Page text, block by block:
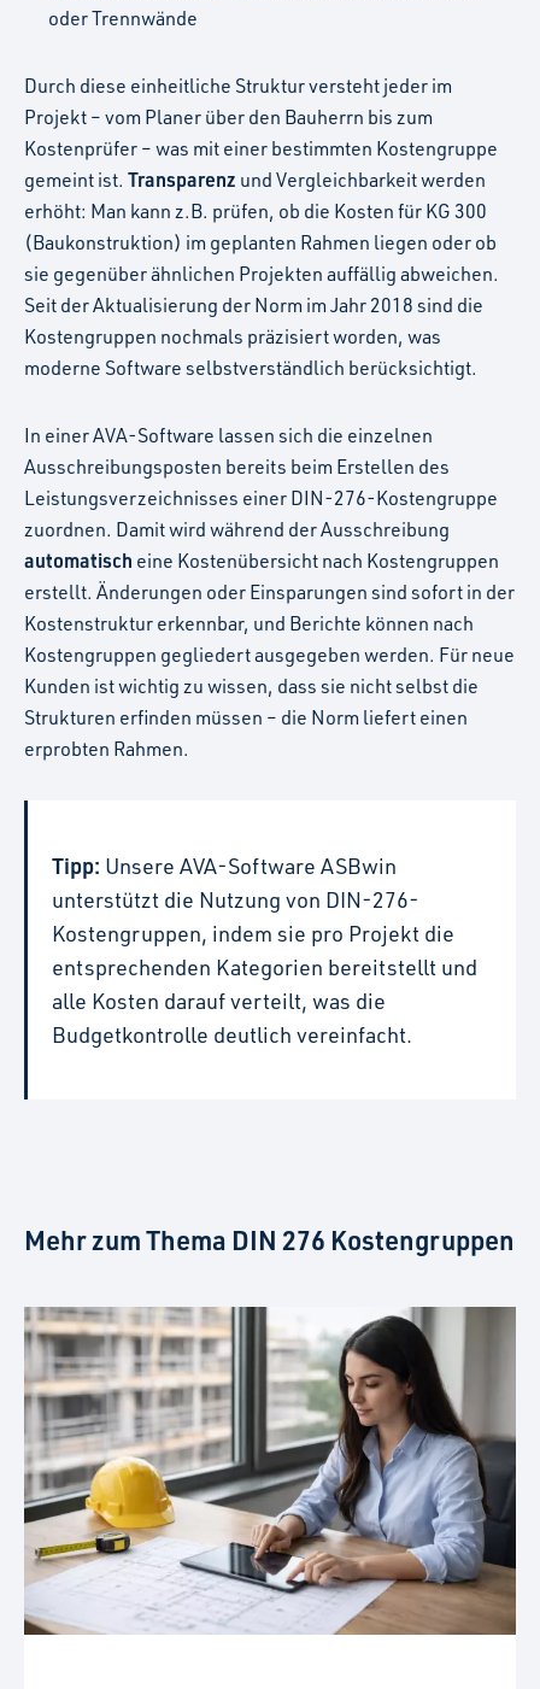
oder Trennwände
Durch diese einheitliche Struktur versteht jeder im
Projekt – vom Planer über den Bauherrn bis zum
Kostenprüfer – was mit einer bestimmten Kostengruppe
gemeint ist. Transparenz und Vergleichbarkeit werden
erhöht: Man kann z.B. prüfen, ob die Kosten für KG 300
(Baukonstruktion) im geplanten Rahmen liegen oder ob
sie gegenüber ähnlichen Projekten auffällig abweichen.
Seit der Aktualisierung der Norm im Jahr 2018 sind die
Kostengruppen nochmals präzisiert worden, was
moderne Software selbstverständlich berücksichtigt.
In einer AVA-Software lassen sich die einzelnen
Ausschreibungsposten bereits beim Erstellen des
Leistungsverzeichnisses einer DIN-276-Kostengruppe
zuordnen. Damit wird während der Ausschreibung
automatisch eine Kostenübersicht nach Kostengruppen
erstellt. Änderungen oder Einsparungen sind sofort in der
Kostenstruktur erkennbar, und Berichte können nach
Kostengruppen gegliedert ausgegeben werden. Für neue
Kunden ist wichtig zu wissen, dass sie nicht selbst die
Strukturen erfinden müssen – die Norm liefert einen
erprobten Rahmen.
Tipp: Unsere AVA-Software ASBwin
unterstützt die Nutzung von DIN-276-
Kostengruppen, indem sie pro Projekt die
entsprechenden Kategorien bereitstellt und
alle Kosten darauf verteilt, was die
Budgetkontrolle deutlich vereinfacht.
Mehr zum Thema DIN 276 Kostengruppen